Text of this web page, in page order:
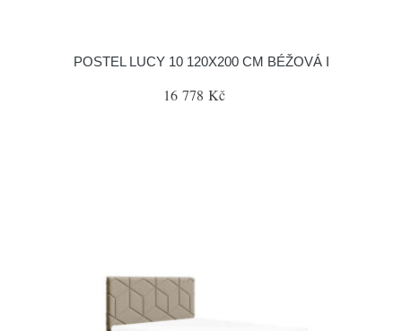
POSTEL LUCY 10 120X200 CM BÉŽOVÁ I
16 778 Kč